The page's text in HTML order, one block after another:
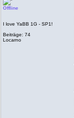
Offline
I love YaBB 1G - SP1!
Beiträge: 74
Locarno